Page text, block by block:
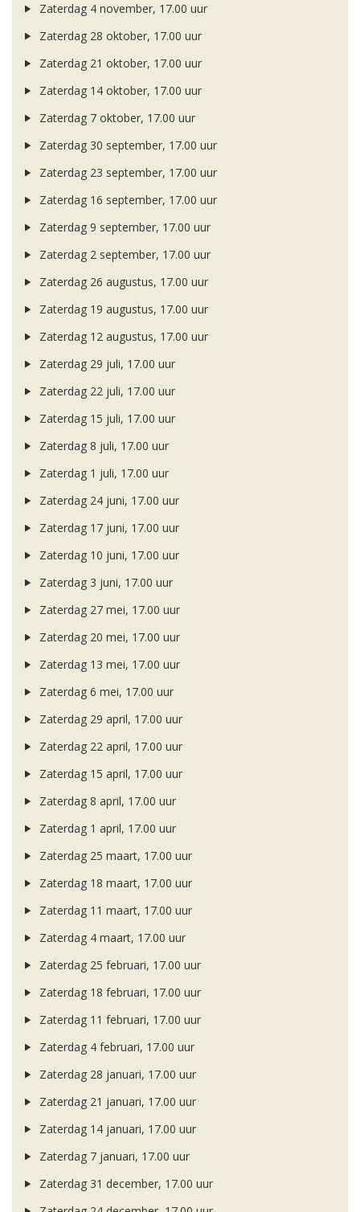
Zaterdag 4 november, 17.00 uur
Zaterdag 28 oktober, 17.00 uur
Zaterdag 21 oktober, 17.00 uur
Zaterdag 14 oktober, 17.00 uur
Zaterdag 7 oktober, 17.00 uur
Zaterdag 30 september, 17.00 uur
Zaterdag 23 september, 17.00 uur
Zaterdag 16 september, 17.00 uur
Zaterdag 9 september, 17.00 uur
Zaterdag 2 september, 17.00 uur
Zaterdag 26 augustus, 17.00 uur
Zaterdag 19 augustus, 17.00 uur
Zaterdag 12 augustus, 17.00 uur
Zaterdag 29 juli, 17.00 uur
Zaterdag 22 juli, 17.00 uur
Zaterdag 15 juli, 17.00 uur
Zaterdag 8 juli, 17.00 uur
Zaterdag 1 juli, 17.00 uur
Zaterdag 24 juni, 17.00 uur
Zaterdag 17 juni, 17.00 uur
Zaterdag 10 juni, 17.00 uur
Zaterdag 3 juni, 17.00 uur
Zaterdag 27 mei, 17.00 uur
Zaterdag 20 mei, 17.00 uur
Zaterdag 13 mei, 17.00 uur
Zaterdag 6 mei, 17.00 uur
Zaterdag 29 april, 17.00 uur
Zaterdag 22 april, 17.00 uur
Zaterdag 15 april, 17.00 uur
Zaterdag 8 april, 17.00 uur
Zaterdag 1 april, 17.00 uur
Zaterdag 25 maart, 17.00 uur
Zaterdag 18 maart, 17.00 uur
Zaterdag 11 maart, 17.00 uur
Zaterdag 4 maart, 17.00 uur
Zaterdag 25 februari, 17.00 uur
Zaterdag 18 februari, 17.00 uur
Zaterdag 11 februari, 17.00 uur
Zaterdag 4 februari, 17.00 uur
Zaterdag 28 januari, 17.00 uur
Zaterdag 21 januari, 17.00 uur
Zaterdag 14 januari, 17.00 uur
Zaterdag 7 januari, 17.00 uur
Zaterdag 31 december, 17.00 uur